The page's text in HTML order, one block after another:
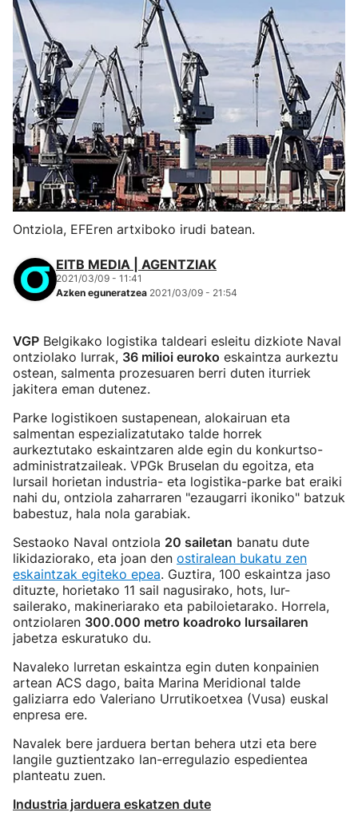
Ontziola, EFEren artxiboko irudi batean.
EITB MEDIA | AGENTZIAK
2021/03/09 - 11:41
Azken eguneratzea 2021/03/09 - 21:54
VGP Belgikako logistika taldeari esleitu dizkiote Naval
ontziolako lurrak, 36 milioi euroko eskaintza aurkeztu
ostean, salmenta prozesuaren berri duten iturriek
jakitera eman dutenez.
Parke logistikoen sustapenean, alokairuan eta
salmentan espezializatutako talde horrek
aurkeztutako eskaintzaren alde egin du konkurtso-
administratzaileak. VPGk Bruselan du egoitza, eta
lursail horietan industria- eta logistika-parke bat eraiki
nahi du, ontziola zaharraren "ezaugarri ikoniko" batzuk
babestuz, hala nola garabiak.
Sestaoko Naval ontziola 20 sailetan banatu dute
likidaziorako, eta joan den ostiralean bukatu zen
eskaintzak egiteko epea. Guztira, 100 eskaintza jaso
dituzte, horietako 11 sail nagusirako, hots, lur-
sailerako, makineriarako eta pabiloietarako. Horrela,
ontziolaren 300.000 metro koadroko lursailaren
jabetza eskuratuko du.
Navaleko lurretan eskaintza egin duten konpainien
artean ACS dago, baita Marina Meridional talde
galiziarra edo Valeriano Urrutikoetxea (Vusa) euskal
enpresa ere.
Navalek bere jarduera bertan behera utzi eta bere
langile guztientzako lan-erregulazio espedientea
planteatu zuen.
Industria jarduera eskatzen dute